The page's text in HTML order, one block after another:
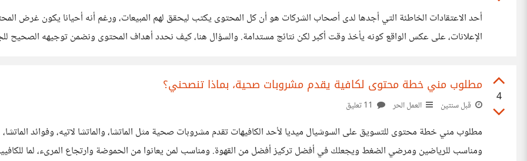
أحد الاعتقادات الخاطئة التي أجدها لدى أصحاب الشركات هو أن كل المحتوى يكتب ليحقق لهم المبيعات، ورغم أنه أحيانا يكون غرض
الإعلانات، على عكس الواقع كونه يأخذ وقت أكبر لكن نتائج مستدامة. والسؤال هنا، كيف نحدد أهداف المحتوى ونضمن توجيهه الصحيح
4
مطلوب مني خطة محتوى لكافية يقدم مشروبات صحية، بماذا تنصحني؟
قبل سنتين العمل الحر
مطلوب مني خطة محتوى للتسويق على السوشيال ميديا لأحد الكافيهات تقدم مشروبات صحية مثل الماتشا، والماتشا لاتيه، وفوائد
ومناسب للرياضين ومرضي الضغط ويجعلك في أفضل تركيز أفضل من القهوة. ومناسب لمن يعانوا من الحموضة وارتجاع المرىء، لما